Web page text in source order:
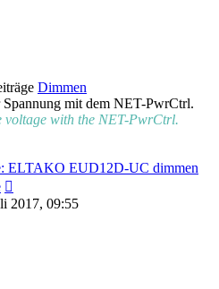
Dimmen
Spannung mit dem NET-PwrCtrl.
voltage with the NET-PwrCtrl.
ELTAKO EUD12D-UC dimmen
Beitrag
2017, 09:55